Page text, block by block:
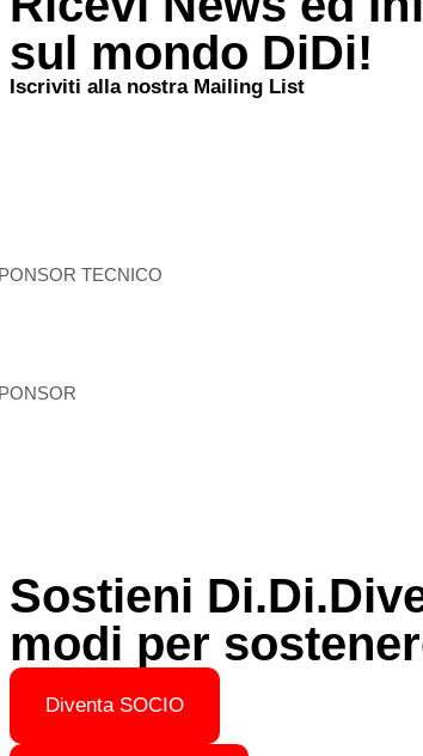
sul mondo DiDi!
Iscriviti alla nostra Mailing List
TECNICO
Sostieni
modi per
Diventa SOCIO